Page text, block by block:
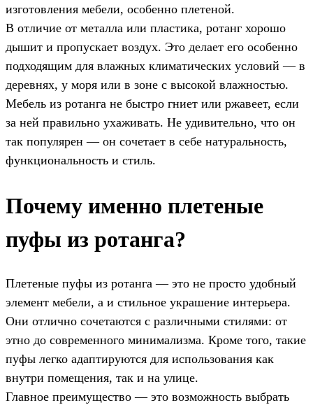
изготовления мебели, особенно плетеной.
В отличие от металла или пластика, ротанг хорошо
дышит и пропускает воздух. Это делает его особенно
подходящим для влажных климатических условий — в
деревнях, у моря или в зоне с высокой влажностью.
Мебель из ротанга не быстро гниет или ржавеет, если
за ней правильно ухаживать. Не удивительно, что он
так популярен — он сочетает в себе натуральность,
функциональность и стиль.
Почему именно плетеные
пуфы из ротанга?
Плетеные пуфы из ротанга — это не просто удобный
элемент мебели, а и стильное украшение интерьера.
Они отлично сочетаются с различными стилями: от
этно до современного минимализма. Кроме того, такие
пуфы легко адаптируются для использования как
внутри помещения, так и на улице.
Главное преимущество — это возможность выбрать